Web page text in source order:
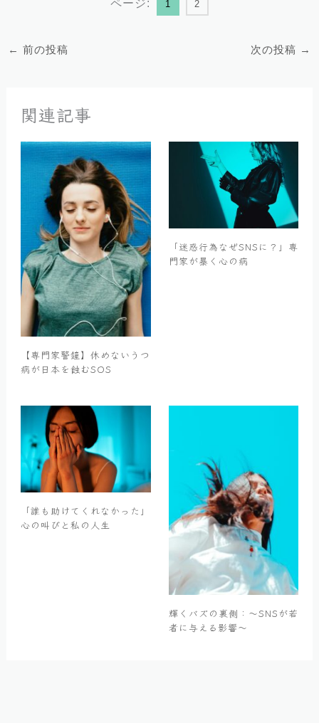
ページ: 1 2
← 前の投稿 次の投稿 →
関連記事
【専門家警鐘】休めないうつ
病が日本を蝕むSOS
「迷惑行為なぜSNSに？」専
門家が暴く心の病
「誰も助けてくれなかった」
心の叫びと私の人生
輝くバズの裏側：〜SNSが若
者に与える影響〜